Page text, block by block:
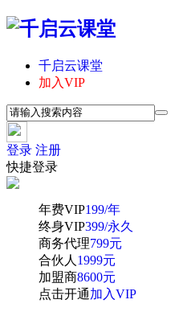
千启云课堂
加入VIP
登录 注册
快捷登录
年费VIP199/年
终身VIP399/永久
商务代理799元
合伙人 1999元
加盟商8600元
点击开通加入VIP